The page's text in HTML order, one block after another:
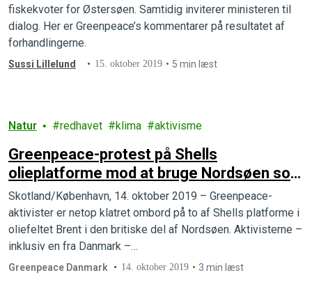
fiskekvoter for Østersøen. Samtidig inviterer ministeren til
dialog. Her er Greenpeace’s kommentarer på resultatet af
forhandlingerne.
Sussi Lillelund 15. oktober 2019 5 min læst
Natur redhavet klima aktivisme
Greenpeace-protest på Shells
olieplatforme mod at bruge Nordsøen som
skrotplads
Skotland/København, 14. oktober 2019 – Greenpeace-
aktivister er netop klatret ombord på to af Shells platforme i
oliefeltet Brent i den britiske del af Nordsøen. Aktivisterne –
inklusiv en fra Danmark –…
Greenpeace Danmark 14. oktober 2019 3 min læst